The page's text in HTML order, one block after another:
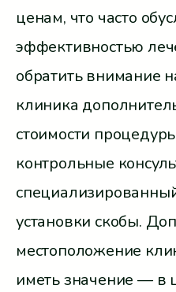
ценам, что часто
эффективностью
обратить внимание
клиника
стоимости
контрольные
установки скобы.
местоположение
иметь значение — в